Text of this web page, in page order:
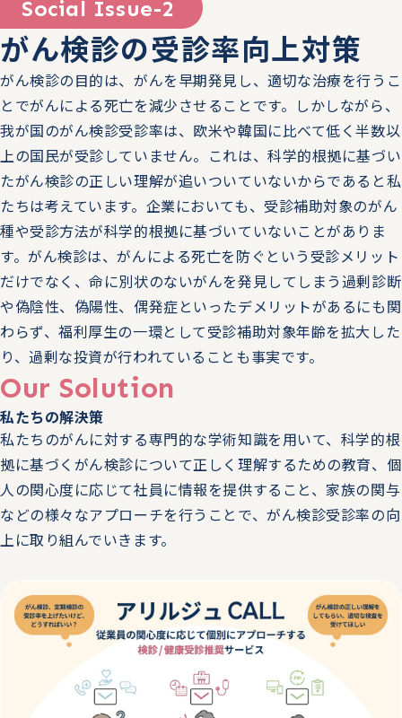
働施策総合推進法の改正・健康経営度調査票の改定を解
説 治療と仕事の両立支援で企業が取り組むべき事とは」
の講演をします。
2025.10.01 トピックス
10/28（火）～10/29（水）第3回バックオフィスDXPO福
岡'25に、ブースを出展します。
2025.09.01
9/20（土）～9/21（日）日本産業保健法学会 第5回学術大
会に、企業展示を出展します。
2025.09.01 トピックス
9/11（木）～9/13（土）第3回 健康経営バーチャルイベン
ト by 健康社長 に参加します。
2025.08.28 トピックス
9/10（水）～9/12（金） 第24回東京 総務・人事・経理
Week 秋に、ブースを出展します。
2025.08.25 トピックス
からこそ始めたい！治療と仕事の両立支援に取り組む第一
歩」の講演をします。
トピックス
9/4（木）16:30 HRサミット 2025 ONLINE にて、「女性
Social Issue-2
がん検診の受診率向上対策
がん検診の目的は、がんを早期発見し、適切な治療を行うこ
とでがんによる死亡を減少させることです。しかしながら、
我が国のがん検診受診率は、欧米や韓国に比べて低く半数以
上の国民が受診していません。これは、科学的根拠に基づい
たがん検診の正しい理解が追いついていないからであると私
たちは考えています。企業においても、受診補助対象のがん
種や受診方法が科学的根拠に基づいていないことがありま
す。がん検診は、がんによる死亡を防ぐという受診メリット
だけでなく、命に別状のないがんを発見してしまう過剰診断
や偽陰性、偽陽性、偶発症といったデメリットがあるにも関
わらず、福利厚生の一環として受診補助対象年齢を拡大した
り、過剰な投資が行われていることも事実です。
Our Solution
私たちの解決策
私たちのがんに対する専門的な学術知識を用いて、科学的根
拠に基づくがん検診について正しく理解するための教育、個
人の関心度に応じて社員に情報を提供すること、家族の関与
などの様々なアプローチを行うことで、がん検診受診率の向
上に取り組んでいきます。